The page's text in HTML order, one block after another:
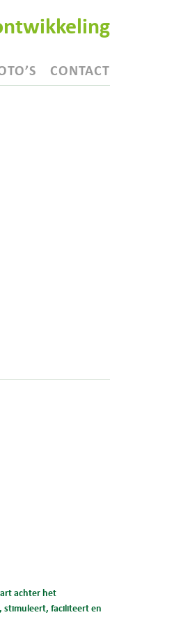
CONTACT
achter het
stimuleert, faciliteert en